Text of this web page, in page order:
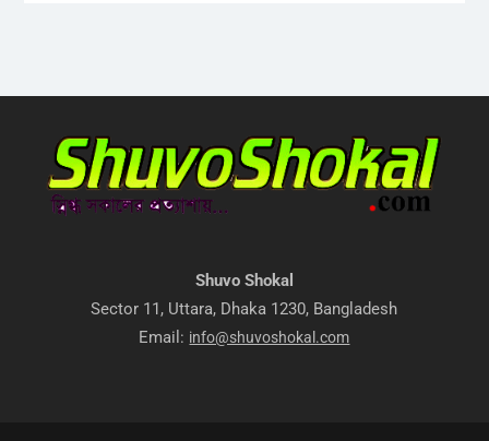
Shuvo Shokal
Sector 11, Uttara, Dhaka 1230, Bangladesh
Email: info@shuvoshokal.com